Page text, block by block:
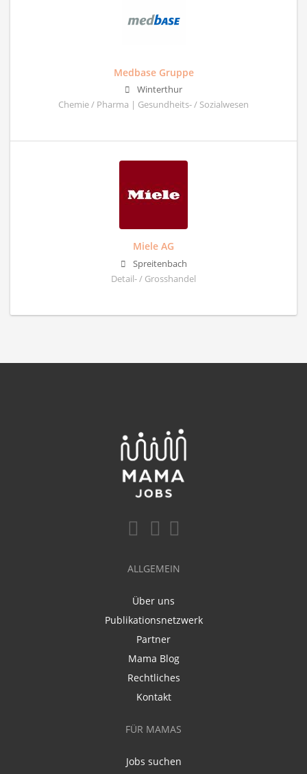
Medbase Gruppe
Winterthur
Chemie / Pharma | Gesundheits- / Sozialwesen
Miele AG
Spreitenbach
Detail- / Grosshandel
ALLGEMEIN
Über uns
Publikationsnetzwerk
Partner
Mama Blog
Rechtliches
Kontakt
FÜR MAMAS
Jobs suchen